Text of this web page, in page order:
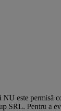
este permisă
SRL. Pentru a